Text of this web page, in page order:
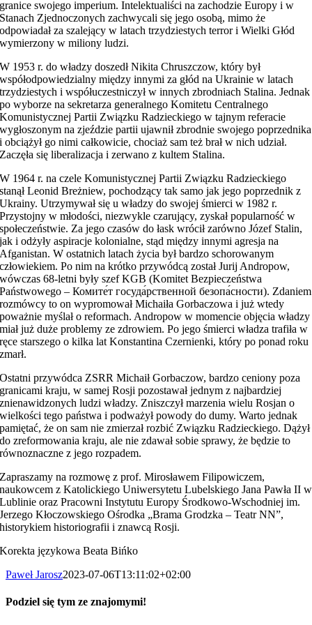
granice swojego imperium. Intelektualiści na zachodzie Europy i w
Stanach Zjednoczonych zachwycali się jego osobą, mimo że
odpowiadał za szalejący w latach trzydziestych terror i Wielki Głód
wymierzony w miliony ludzi.
W 1953 r. do władzy doszedł Nikita Chruszczow, który był
współodpowiedzialny między innymi za głód na Ukrainie w latach
trzydziestych i współuczestniczył w innych zbrodniach Stalina. Jednak
po wyborze na sekretarza generalnego Komitetu Centralnego
Komunistycznej Partii Związku Radzieckiego w tajnym referacie
wygłoszonym na zjeździe partii ujawnił zbrodnie swojego poprzednika
i obciążył go nimi całkowicie, chociaż sam też brał w nich udział.
Zaczęła się liberalizacja i zerwano z kultem Stalina.
W 1964 r. na czele Komunistycznej Partii Związku Radzieckiego
stanął Leonid Breżniew, pochodzący tak samo jak jego poprzednik z
Ukrainy. Utrzymywał się u władzy do swojej śmierci w 1982 r.
Przystojny w młodości, niezwykle czarujący, zyskał popularność w
społeczeństwie. Za jego czasów do łask wrócił zarówno Józef Stalin,
jak i odżyły aspiracje kolonialne, stąd między innymi agresja na
Afganistan. W ostatnich latach życia był bardzo schorowanym
człowiekiem. Po nim na krótko przywódcą został Jurij Andropow,
wówczas 68-letni były szef KGB (Komitet Bezpieczeństwa
Państwowego – Комите́т госуда́рственной безопа́сности). Zdaniem
rozmówcy to on wypromował Michaiła Gorbaczowa i już wtedy
poważnie myślał o reformach. Andropow w momencie objęcia władzy
miał już duże problemy ze zdrowiem. Po jego śmierci władza trafiła w
ręce starszego o kilka lat Konstantina Czernienki, który po ponad roku
zmarł.
Ostatni przywódca ZSRR Michaił Gorbaczow, bardzo ceniony poza
granicami kraju, w samej Rosji pozostawał jednym z najbardziej
znienawidzonych ludzi władzy. Zniszczył marzenia wielu Rosjan o
wielkości tego państwa i podważył powody do dumy. Warto jednak
pamiętać, że on sam nie zmierzał rozbić Związku Radzieckiego. Dążył
do zreformowania kraju, ale nie zdawał sobie sprawy, że będzie to
równoznaczne z jego rozpadem.
Zapraszamy na rozmowę z prof. Mirosławem Filipowiczem,
naukowcem z Katolickiego Uniwersytetu Lubelskiego Jana Pawła II w
Lublinie oraz Pracowni Instytutu Europy Środkowo-Wschodniej im.
Jerzego Kłoczowskiego Ośrodka „Brama Grodzka – Teatr NN”,
historykiem historiografii i znawcą Rosji.
Korekta językowa Beata Bińko
Paweł Jarosz2023-07-06T13:11:02+02:00
Podziel się tym ze znajomymi!